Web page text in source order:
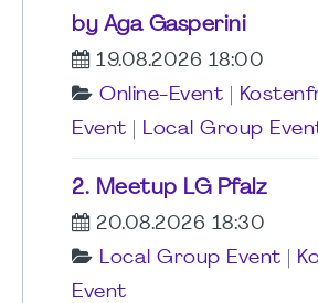
by Aga Gasperini
19.08.2026 18:00
Online-Event
Event
Local Group
2. Meetup LG Pfalz
20.08.2026 18:30
Local Group Event
Event